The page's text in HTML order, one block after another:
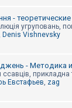
-
угруповань,
Denis Vishnevsky
- Методика
прикладна
Евстафьев, zag